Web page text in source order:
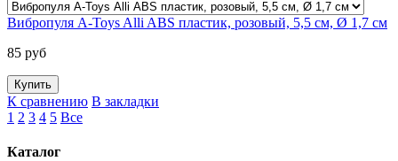
Вибропуля A-Toys Alli ABS пластик, розовый, 5,5 см, Ø 1,7 см
85 руб
К сравнению В закладки
1 2 3 4 5 Все
Каталог